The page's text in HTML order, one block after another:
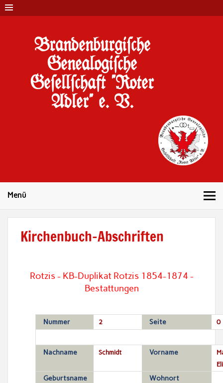
Brandenburgi#che
Genealogi#che
Ge#ell#chaft "Roter
Adler" e. V.
Menü
Kirchenbuch-Abschriften
Rotzis - KB-Duplikat Rotzis 1854-1874 -
Bestattungen
Nummer 2 Seite 0
Nachname Schmidt Vorname
Geburtsname
Wohnort